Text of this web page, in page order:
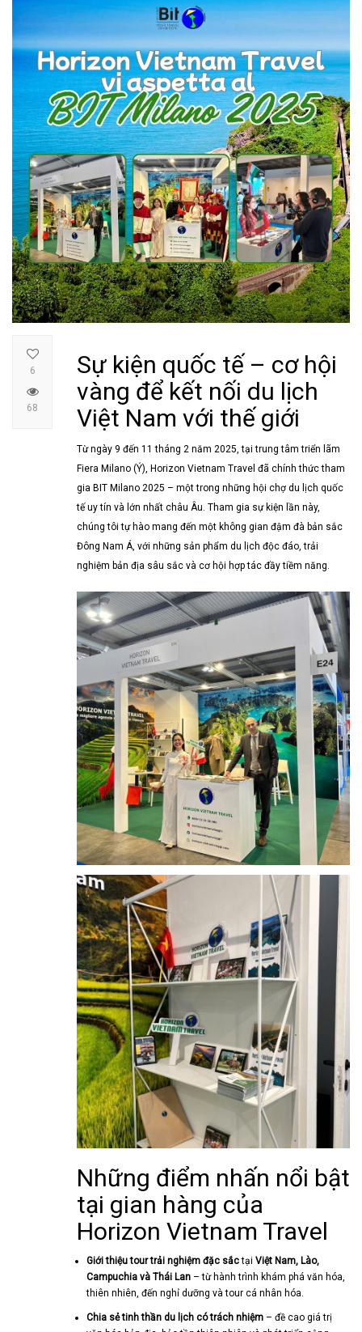
Sự kiện quốc tế – cơ hội
vàng để kết nối du lịch
Việt Nam với thế giới
Từ ngày 9 đến 11 tháng 2 năm 2025, tại trung tâm triển lãm
Fiera Milano (Ý), Horizon Vietnam Travel đã chính thức tham
gia BIT Milano 2025 – một trong những hội chợ du lịch quốc
tế uy tín và lớn nhất châu Âu. Tham gia sự kiện lần này,
chúng tôi tự hào mang đến một không gian đậm đà bản sắc
Đông Nam Á, với những sản phẩm du lịch độc đáo, trải
nghiệm bản địa sâu sắc và cơ hội hợp tác đầy tiềm năng.
Những điểm nhấn nổi bật
tại gian hàng của
Horizon Vietnam Travel
Giới thiệu tour trải nghiệm đặc sắctại Việt Nam, Lào,
Campuchia và Thái Lan – từ hành trình khám phá văn hóa,
thiên nhiên, đến nghỉ dưỡng và tour cá nhân hóa.
Chia sẻ tinh thần du lịch có trách nhiệm – đề cao giá trị
6
68